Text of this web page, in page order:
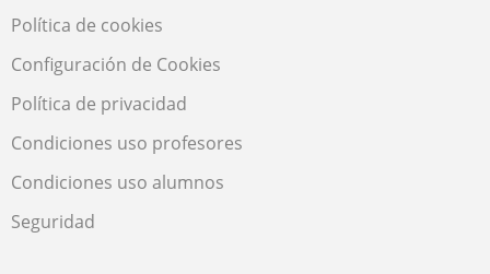
Política de cookies
Configuración de Cookies
Política de privacidad
Condiciones uso profesores
Condiciones uso alumnos
Seguridad